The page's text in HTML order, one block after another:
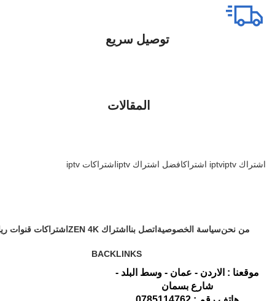
توصيل سريع
المقالات
اشتراك iptv iptv اشتراك افضل اشتراك iptv اشتراكات iptv
من نحنسياسة الخصوصية اتصل بنا اشتراك ZEN 4K اشتراكات قنوات
BACKLINKS
موقعنا : الاردن - عمان - وسط البلد -
شارع بسمان